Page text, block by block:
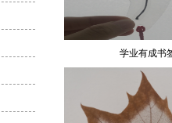
学业有成书